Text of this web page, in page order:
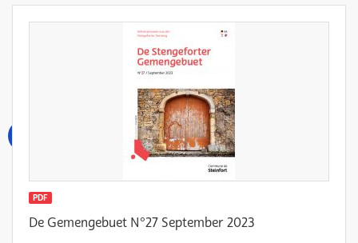
PDF
De Gemengebuet N°27 September 2023